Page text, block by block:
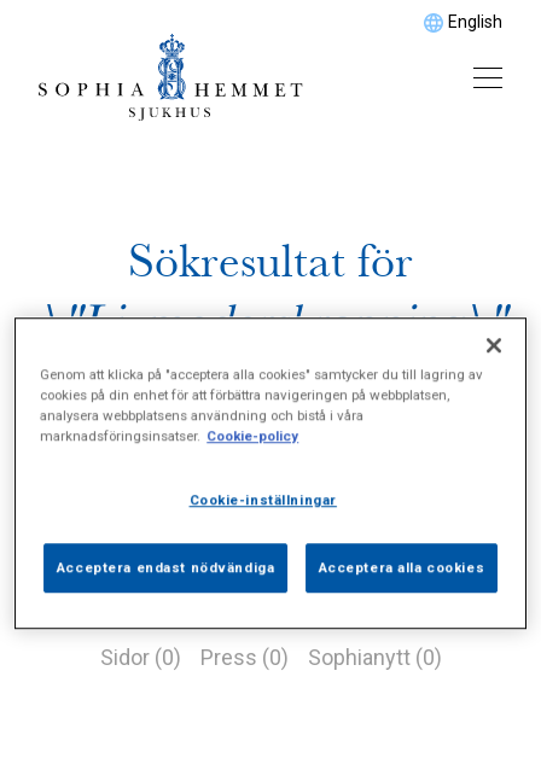
English
Sökresultat för
\"Livmoderskrapning\"
Sidor (0) Press (0) Sophianytt (0)
Genom att klicka på "acceptera alla cookies" samtycker du till lagring av
cookies på din enhet för att förbättra navigeringen på webbplatsen,
analysera webbplatsens användning och bistå i våra
marknadsföringsinsatser. Cookie-policy
Cookie-inställningar
Acceptera endast nödvändiga Acceptera alla cookies